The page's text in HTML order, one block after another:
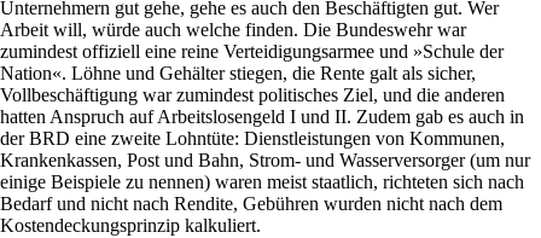
Unternehmern gut gehe, gehe es auch den Beschäftigten gut. Wer
Arbeit will, würde auch welche finden. Die Bundeswehr war
zumindest offiziell eine reine Verteidigungsarmee und »Schule der
Nation«. Löhne und Gehälter stiegen, die Rente galt als sicher,
Vollbeschäftigung war zumindest politisches Ziel, und die anderen
hatten Anspruch auf Arbeitslosengeld I und II. Zudem gab es auch in
der BRD eine zweite Lohntüte: Dienstleistungen von Kommunen,
Krankenkassen, Post und Bahn, Strom- und Wasserversorger (um nur
einige Beispiele zu nennen) waren meist staatlich, richteten sich nach
Bedarf und nicht nach Rendite, Gebühren wurden nicht nach dem
Kostendeckungsprinzip kalkuliert.